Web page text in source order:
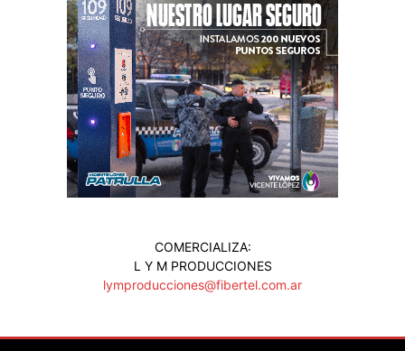
COMERCIALIZA:
L Y M PRODUCCIONES
lymproducciones@fibertel.com.ar